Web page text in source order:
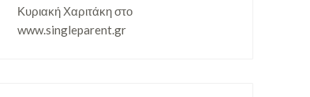
Κυριακή Χαριτάκη στο
www.singleparent.gr